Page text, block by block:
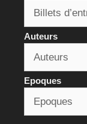
Auteurs
Epoques